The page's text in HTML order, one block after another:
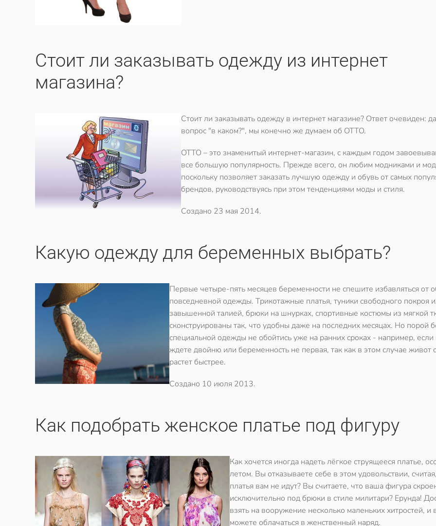
Cтоит ли заказывать одежду из интернет
магазина?
Стоит ли заказывать одежду в интернет магазине? Ответ очевиден:
вопрос "в каком?", мы конечно же думаем об OTTO.
ОТТО – это знаменитый интернет-магазин, с каждым годом
все большую популярность. Прежде всего, он любим модниками и
поскольку позволяет заказать лучшую одежду и обувь от самых
брендов, руководствуясь при этом тенденциями моды и стиля.
Создано 23 мая 2014.
Какую одежду для беременных выбрать?
Первые четыре-пять месяцев беременности не спешите избавляться от
повседневной одежды. Трикотажные платья, туники свободного покроя
завышенной талией, брюки на шнурках, спортивные костюмы из мягкой
сконструированы так, что удобны даже на последних месяцах. Но порой
специальной одежды не обойтись уже на ранних сроках - например,
ждете двойню или беременность не первая, так как в этом случае живот
растет быстрее.
Создано 10 июля 2013.
Как подобрать женское платье под фигуру
Как хочется иногда надеть лёгкое струящееся платье,
летом. Вы отказываете себе в этом удовольствии,
платья вам не идут? Вы считаете, что ваша фигура
исключительно под брюки в стиле милитари? Ерунда!
взять на вооружение несколько маленьких хитростей, и
можете облачаться в женственный наряд.